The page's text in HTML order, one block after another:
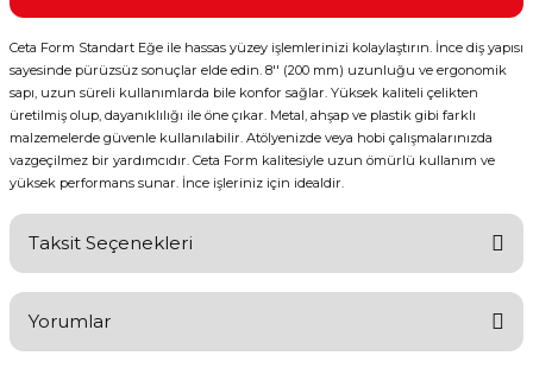
Ceta Form Standart Eğe ile hassas yüzey işlemlerinizi kolaylaştırın. İnce diş yapısı
sayesinde pürüzsüz sonuçlar elde edin. 8'' (200 mm) uzunluğu ve ergonomik
sapı, uzun süreli kullanımlarda bile konfor sağlar. Yüksek kaliteli çelikten
üretilmiş olup, dayanıklılığı ile öne çıkar. Metal, ahşap ve plastik gibi farklı
malzemelerde güvenle kullanılabilir. Atölyenizde veya hobi çalışmalarınızda
vazgeçilmez bir yardımcıdır. Ceta Form kalitesiyle uzun ömürlü kullanım ve
yüksek performans sunar. İnce işleriniz için idealdir.
Taksit Seçenekleri
Yorumlar